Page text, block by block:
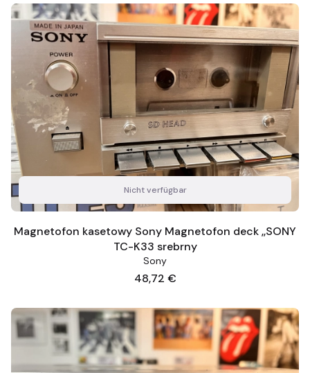
Nicht verfügbar
Magnetofon kasetowy Sony Magnetofon deck ,,SONY
TC-K33 srebrny
Sony
Preis
48,72 €